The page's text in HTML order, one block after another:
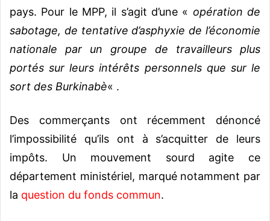
pays. Pour le MPP, il s’agit d’une « opération de
sabotage, de tentative d’asphyxie de l’économie
nationale par un groupe de travailleurs plus
portés sur leurs intérêts personnels que sur le
sort des Burkinabè« .
Des commerçants ont récemment dénoncé
l’impossibilité qu’ils ont à s’acquitter de leurs
impôts. Un mouvement sourd agite ce
département ministériel, marqué notamment par
la question du fonds commun.